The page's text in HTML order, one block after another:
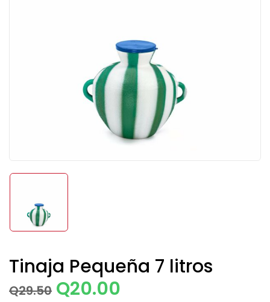
Tinaja Pequeña 7 litros
Q29.50 Q20.00